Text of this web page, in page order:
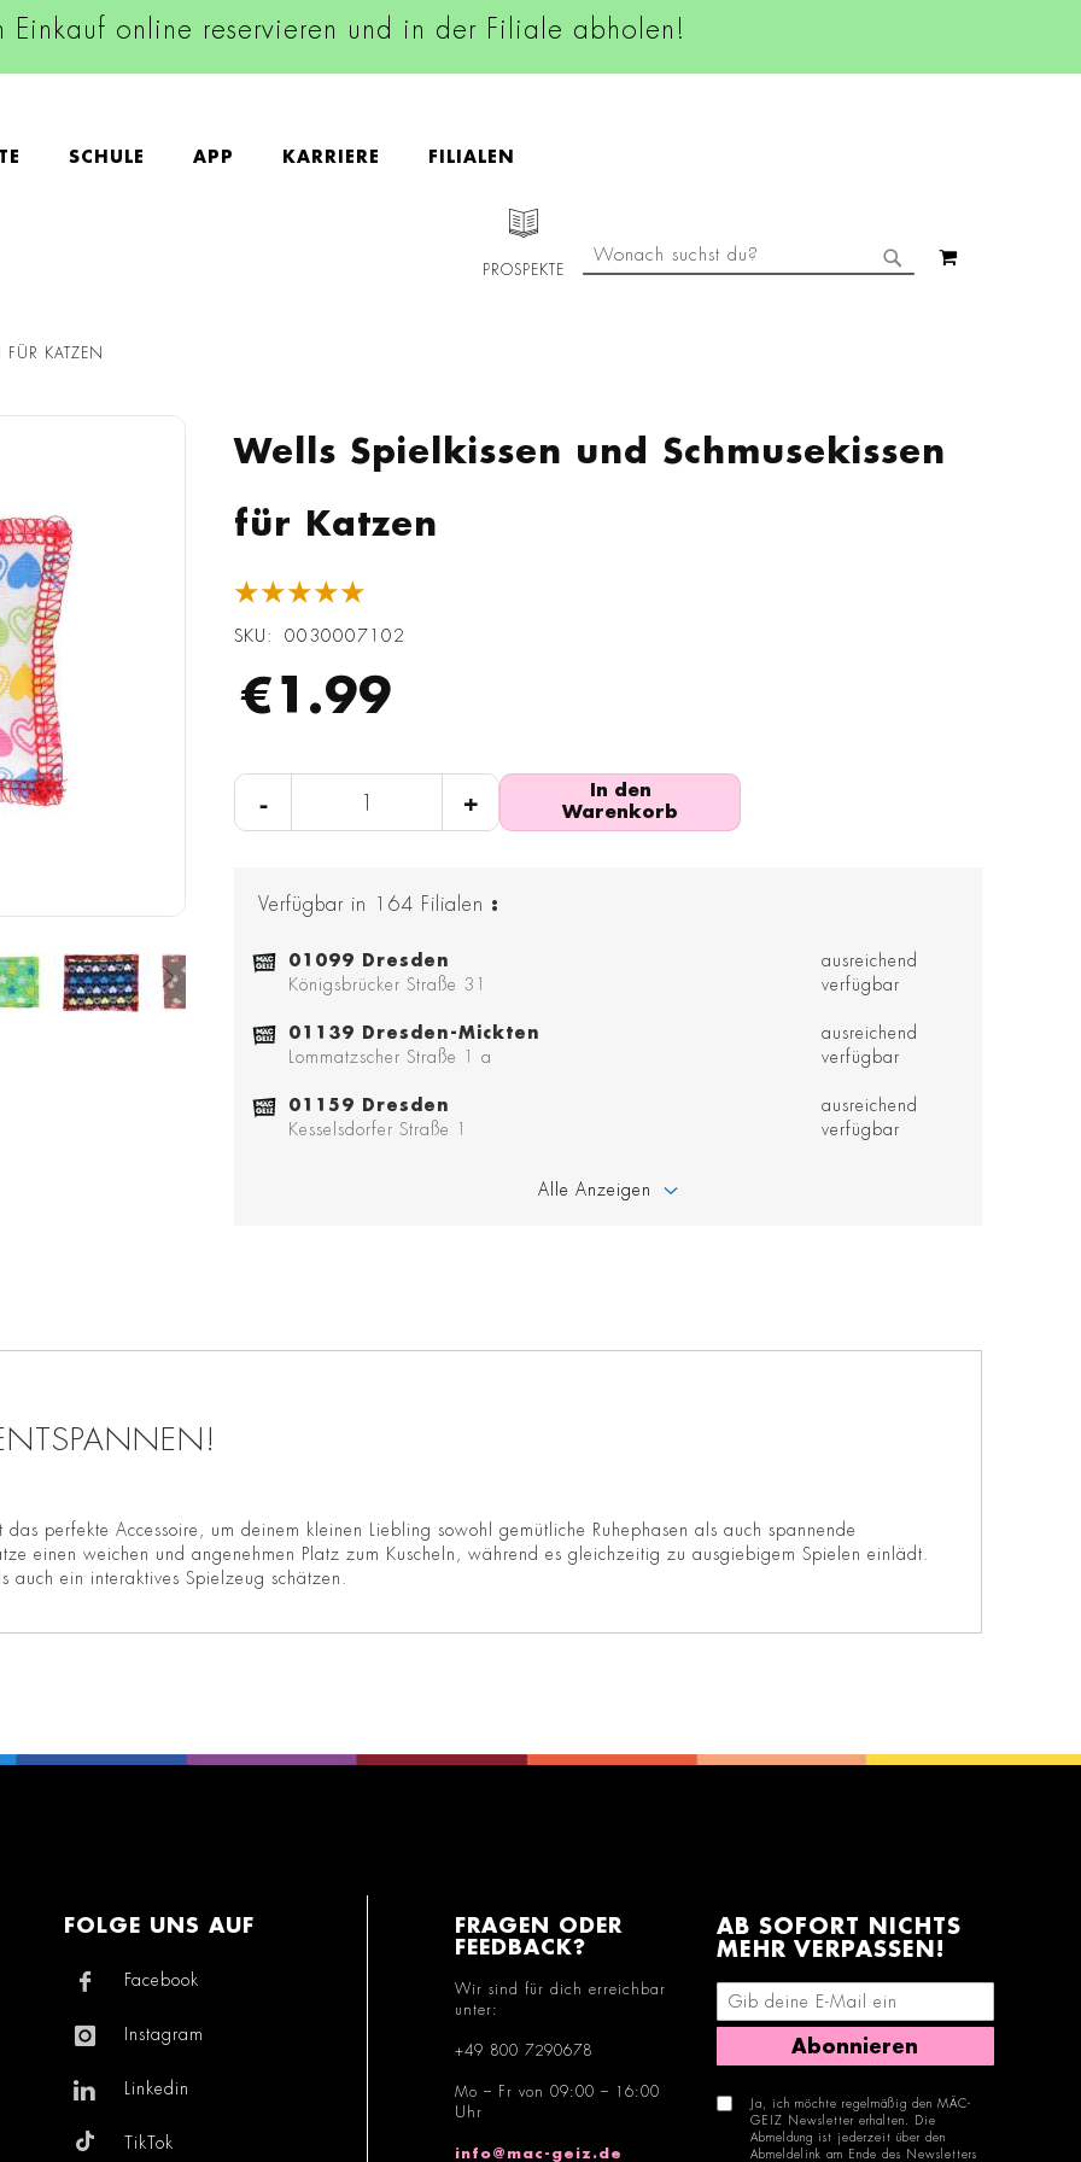
Einkauf online reservieren und in der Filiale abholen!
SCHULE APP KARRIERE FILIALEN
PROSPEKTE
SUCHE
FÜR KATZEN
Wells Spielkissen und Schmusekissen
für Katzen
★★★★★
SKU 0030007102
€1.99
- +
In den
Warenkorb
Verfügbar in 164 Filialen :
01099 Dresden
Königsbrücker Straße 31
ausreichend
verfügbar
01139 Dresden-Mickten
Lommatzscher Straße 1 a
ausreichend
verfügbar
01159 Dresden
Kesselsdorfer Straße 1
ausreichend
verfügbar
Alle Anzeigen
das perfekte Accessoire, um deinem kleinen Liebling sowohl gemütliche Ruhephasen als auch spannende
einen weichen und angenehmen Platz zum Kuscheln, während es gleichzeitig zu ausgiebigem Spielen einlädt.
auch ein interaktives Spielzeug schätzen.
FOLGE UNS AUF
Facebook
Instagram
Linkedin
TikTok
FRAGEN ODER
FEEDBACK?
Wir sind für dich erreichbar
unter:
+49 800 7290678
Mo – Fr von 09:00 – 16:00
Uhr
info@mac-geiz.de
AB SOFORT NICHTS
MEHR VERPASSEN!
E-Mail-Adresse eingeben
Abonnieren
Ja, ich möchte regelmäßig den MÄC-
GEIZ Newsletter erhalten. Die
Abmeldung ist jederzeit über den
Abmeldelink am Ende des Newsletters